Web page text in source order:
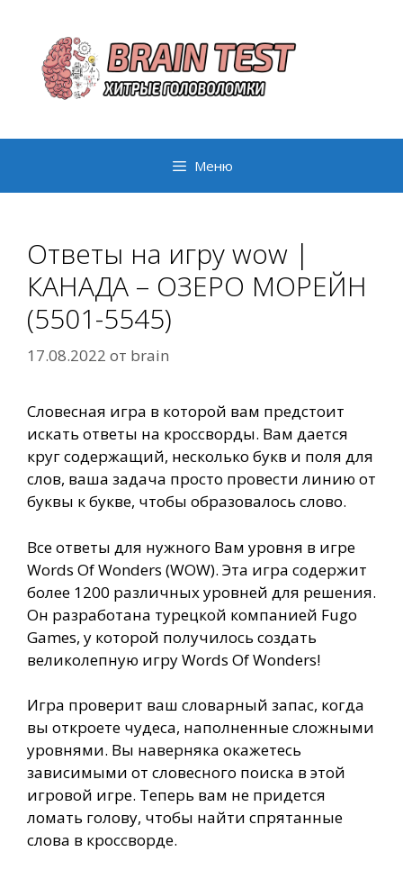
содержимому
Меню
Ответы на игру wow |
КАНАДА – ОЗЕРО МОРЕЙН
(5501-5545)
17.08.2022 от brain
Словесная игра в которой вам предстоит
искать ответы на кроссворды. Вам дается
круг содержащий, несколько букв и поля для
слов, ваша задача просто провести линию от
буквы к букве, чтобы образовалось слово.
Все ответы для нужного Вам уровня в игре
Words Of Wonders (WOW). Эта игра содержит
более 1200 различных уровней для решения.
Он разработана турецкой компанией Fugo
Games, у которой получилось создать
великолепную игру Words Of Wonders!
Игра проверит ваш словарный запас, когда
вы откроете чудеса, наполненные сложными
уровнями. Вы наверняка окажетесь
зависимыми от словесного поиска в этой
игровой игре. Теперь вам не придется
ломать голову, чтобы найти спрятанные
слова в кроссворде.